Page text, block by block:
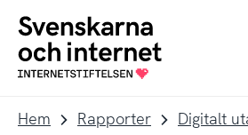
navigation
innehåll
To
startpage
Hem Rapporter Digitalt